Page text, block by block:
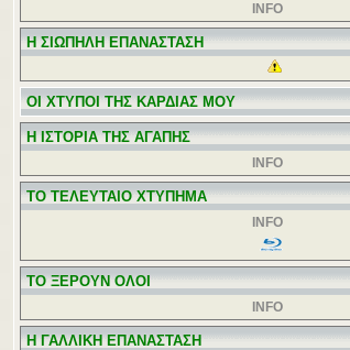
INFO
Η ΣΙΩΠΗΛΗ ΕΠΑΝΑΣΤΑΣΗ
ΟΙ ΧΤΥΠΟΙ ΤΗΣ ΚΑΡΔΙΑΣ ΜΟΥ
Η ΙΣΤΟΡΙΑ ΤΗΣ ΑΓΑΠΗΣ
INFO
ΤΟ ΤΕΛΕΥΤΑΙΟ ΧΤΥΠΗΜΑ
INFO
ΤΟ ΞΕΡΟΥΝ ΟΛΟΙ
INFO
Η ΓΑΛΛΙΚΗ ΕΠΑΝΑΣΤΑΣΗ